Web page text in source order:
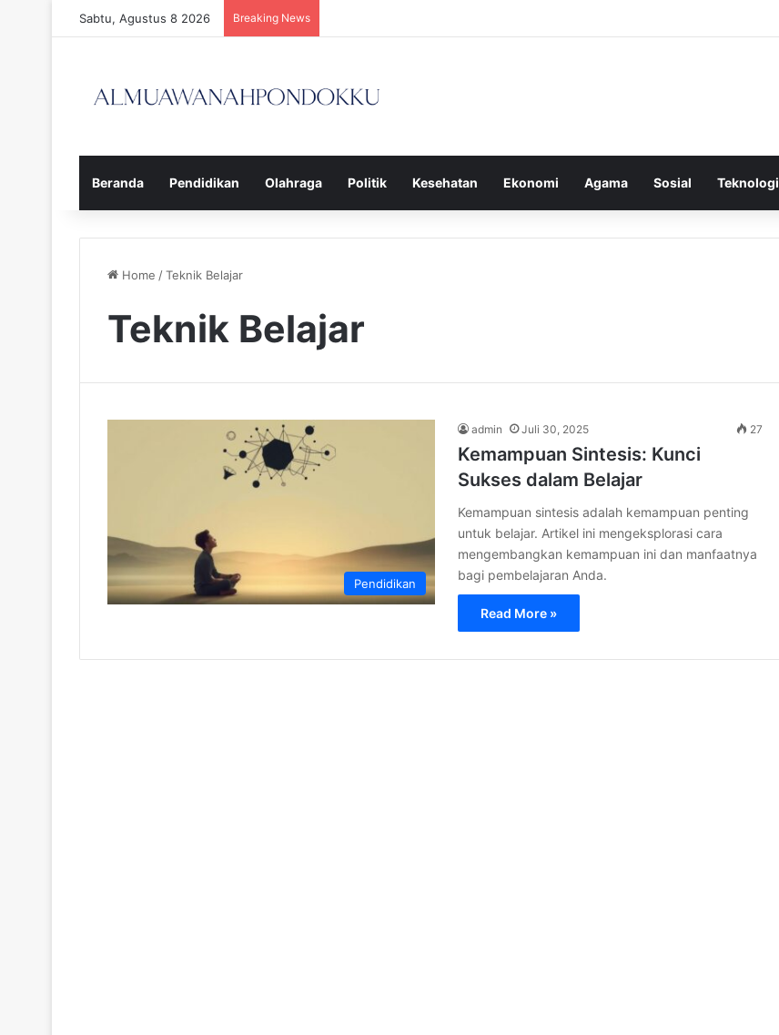
Sabtu, Agustus 8 2026 Breaking News
Beranda Pendidikan Olahraga Politik Kesehatan Ekonomi Agama Sosial Teknologi
Home /Teknik Belajar
Teknik Belajar
Pendidikan
admin Juli 30, 2025 27
Kemampuan Sintesis: Kunci
Sukses dalam Belajar
Kemampuan sintesis adalah kemampuan penting
untuk belajar. Artikel ini mengeksplorasi cara
mengembangkan kemampuan ini dan manfaatnya
bagi pembelajaran Anda.
Read More »